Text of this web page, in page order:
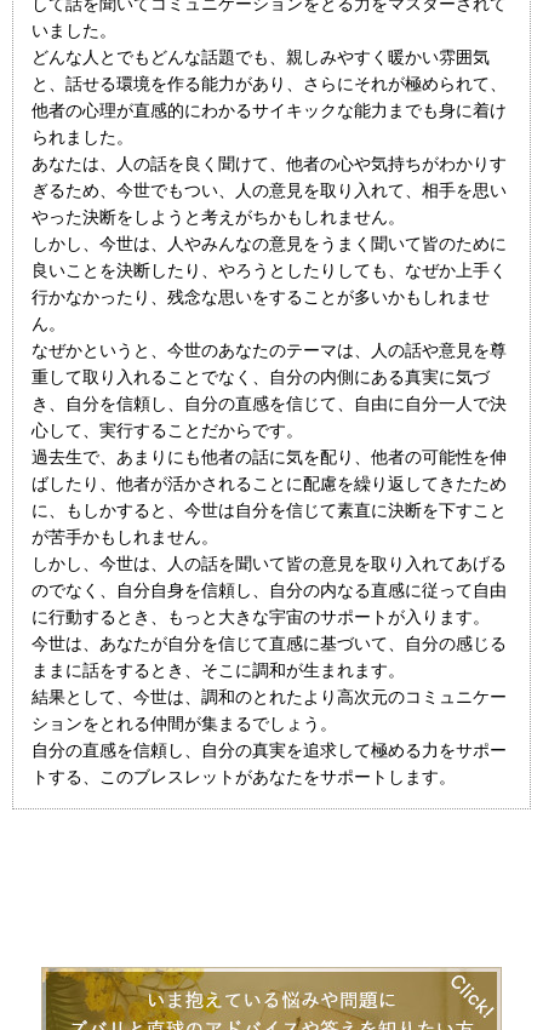
いました。
どんな人とでもどんな話題でも、親しみやすく暖かい雰囲気
と、話せる環境を作る能力があり、さらにそれが極められて、
他者の心理が直感的にわかるサイキックな能力までも身に着け
られました。
あなたは、人の話を良く聞けて、他者の心や気持ちがわかりす
ぎるため、今世でもつい、人の意見を取り入れて、相手を思い
やった決断をしようと考えがちかもしれません。
しかし、今世は、人やみんなの意見をうまく聞いて皆のために
良いことを決断したり、やろうとしたりしても、なぜか上手く
行かなかったり、残念な思いをすることが多いかもしれませ
ん。
なぜかというと、今世のあなたのテーマは、人の話や意見を尊
重して取り入れることでなく、自分の内側にある真実に気づ
き、自分を信頼し、自分の直感を信じて、自由に自分一人で決
心して、実行することだからです。
過去生で、あまりにも他者の話に気を配り、他者の可能性を伸
ばしたり、他者が活かされることに配慮を繰り返してきたため
に、もしかすると、今世は自分を信じて素直に決断を下すこと
が苦手かもしれません。
しかし、今世は、人の話を聞いて皆の意見を取り入れてあげる
のでなく、自分自身を信頼し、自分の内なる直感に従って自由
に行動するとき、もっと大きな宇宙のサポートが入ります。
今世は、あなたが自分を信じて直感に基づいて、自分の感じる
ままに話をするとき、そこに調和が生まれます。
結果として、今世は、調和のとれたより高次元のコミュニケー
ションをとれる仲間が集まるでしょう。
自分の直感を信頼し、自分の真実を追求して極める力をサポー
トする、このブレスレットがあなたをサポートします。